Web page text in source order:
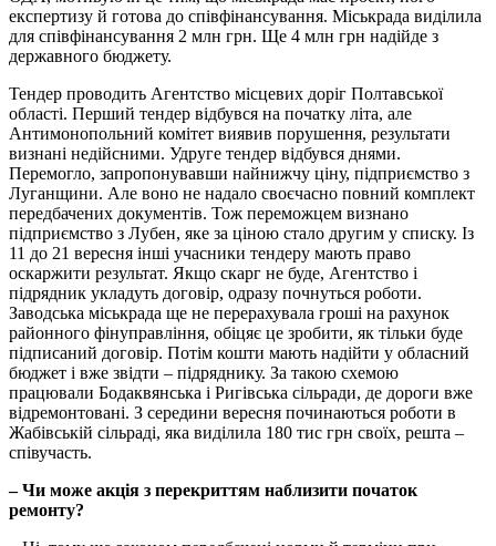
експертизу й готова до співфінансування. Міськрада виділила
для співфінансування 2 млн грн. Ще 4 млн грн надійде з
державного бюджету.
Тендер проводить Агентство місцевих доріг Полтавської
області. Перший тендер відбувся на початку літа, але
Антимонопольний комітет виявив порушення, результати
визнані недійсними. Удруге тендер відбувся днями.
Перемогло, запропонувавши найнижчу ціну, підприємство з
Луганщини. Але воно не надало своєчасно повний комплект
передбачених документів. Тож переможцем визнано
підприємство з Лубен, яке за ціною стало другим у списку. Із
11 до 21 вересня інші учасники тендеру мають право
оскаржити результат. Якщо скарг не буде, Агентство і
підрядник укладуть договір, одразу почнуться роботи.
Заводська міськрада ще не перерахувала гроші на рахунок
районного фінуправління, обіцяє це зробити, як тільки буде
підписаний договір. Потім кошти мають надійти у обласний
бюджет і вже звідти – підряднику. За такою схемою
працювали Бодаквянська і Ригівська сільради, де дороги вже
відремонтовані. З середини вересня починаються роботи в
Жабівській сільраді, яка виділила 180 тис грн своїх, решта –
співучасть.
– Чи може акція з перекриттям наблизити початок
ремонту?